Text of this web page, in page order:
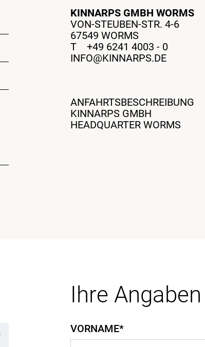
KINNARPS GMBH WORMS
VON-STEUBEN-STR. 4-6
67549 WORMS
T +49 6241 4003 - 0
INFO@KINNARPS.DE
ANFAHRTSBESCHREIBUNG
KINNARPS GMBH
HEADQUARTER WORMS
Ihre Angaben
VORNAME*